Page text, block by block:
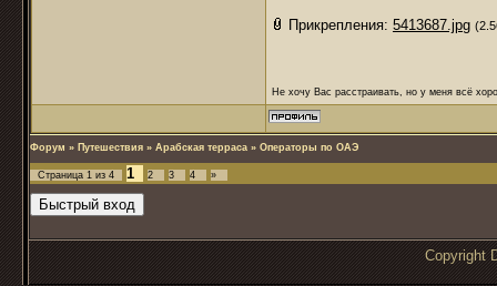
Прикрепления: 5413687.jpg
Не хочу Вас расстраивать, но у меня всё
Форум » Путешествия » Арабская терраса » Операторы по ОАЭ
Страница 1 из 4 1 2 3 4 »
Copyright